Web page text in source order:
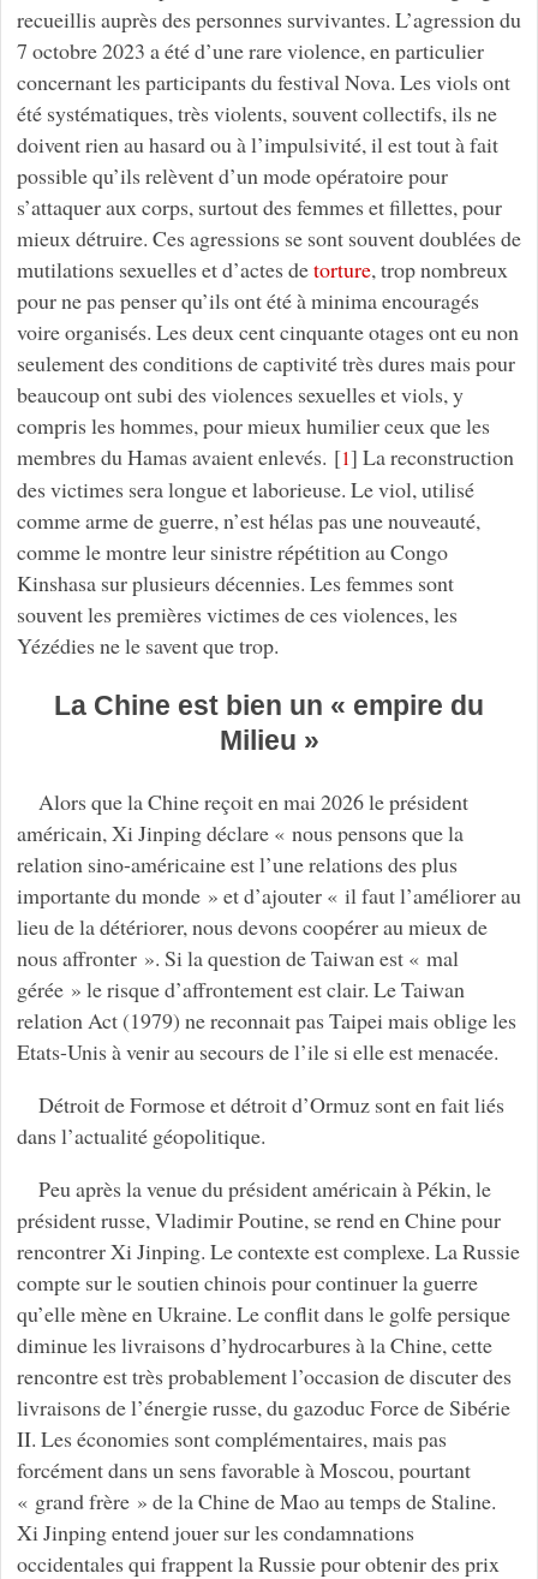
recueillis auprès des personnes survivantes. L’agression du
7 octobre 2023 a été d’une rare violence, en particulier
concernant les participants du festival Nova. Les viols ont
été systématiques, très violents, souvent collectifs, ils ne
doivent rien au hasard ou à l’impulsivité, il est tout à fait
possible qu’ils relèvent d’un mode opératoire pour
s’attaquer aux corps, surtout des femmes et fillettes, pour
mieux détruire. Ces agressions se sont souvent doublées de
mutilations sexuelles et d’actes detorture, trop nombreux
pour ne pas penser qu’ils ont été à minima encouragés
voire organisés. Les deux cent cinquante otages ont eu non
seulement des conditions de captivité très dures mais pour
beaucoup ont subi des violences sexuelles et viols, y
compris les hommes, pour mieux humilier ceux que les
membres du Hamas avaient enlevés. [1] La reconstruction
des victimes sera longue et laborieuse. Le viol, utilisé
comme arme de guerre, n’est hélas pas une nouveauté,
comme le montre leur sinistre répétition au Congo
Kinshasa sur plusieurs décennies. Les femmes sont
souvent les premières victimes de ces violences, les
Yézédies ne le savent que trop.
La Chine est bien un « empire du
Milieu »
Alors que la Chine reçoit en mai 2026 le président
américain, Xi Jinping déclare « nous pensons que la
relation sino-américaine est l’une relations des plus
importante du monde » et d’ajouter « il faut l’améliorer au
lieu de la détériorer, nous devons coopérer au mieux de
nous affronter ». Si la question de Taiwan est « mal
gérée » le risque d’affrontement est clair. Le Taiwan
relation Act (1979) ne reconnait pas Taipei mais oblige les
Etats-Unis à venir au secours de l’ile si elle est menacée.
Détroit de Formose et détroit d’Ormuz sont en fait liés
dans l’actualité géopolitique.
Peu après la venue du président américain à Pékin, le
président russe, Vladimir Poutine, se rend en Chine pour
rencontrer Xi Jinping. Le contexte est complexe. La Russie
compte sur le soutien chinois pour continuer la guerre
qu’elle mène en Ukraine. Le conflit dans le golfe persique
diminue les livraisons d’hydrocarbures à la Chine, cette
rencontre est très probablement l’occasion de discuter des
livraisons de l’énergie russe, du gazoduc Force de Sibérie
II. Les économies sont complémentaires, mais pas
forcément dans un sens favorable à Moscou, pourtant
« grand frère » de la Chine de Mao au temps de Staline.
Xi Jinping entend jouer sur les condamnations
occidentales qui frappent la Russie pour obtenir des prix